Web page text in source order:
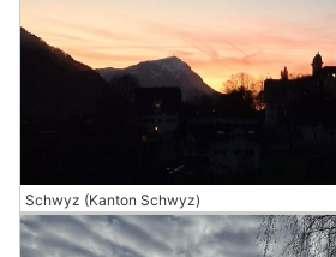
Schwyz (Kanton Schwyz)